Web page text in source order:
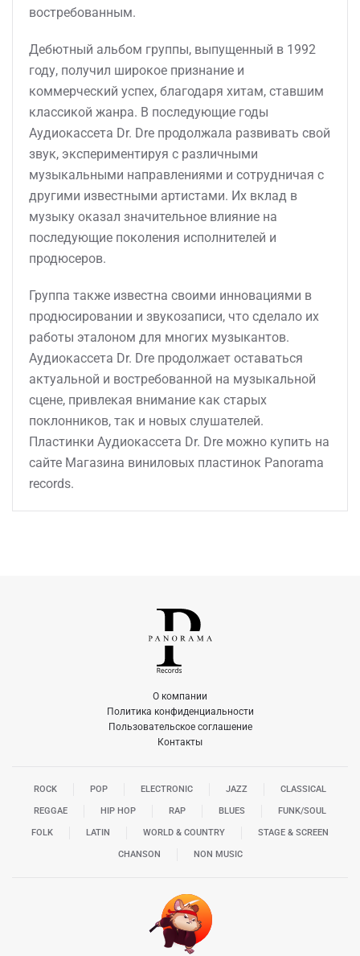
востребованным.
Дебютный альбом группы, выпущенный в 1992
году, получил широкое признание и
коммерческий успех, благодаря хитам, ставшим
классикой жанра. В последующие годы
Аудиокассета Dr. Dre продолжала развивать свой
звук, экспериментируя с различными
музыкальными направлениями и сотрудничая с
другими известными артистами. Их вклад в
музыку оказал значительное влияние на
последующие поколения исполнителей и
продюсеров.
Группа также известна своими инновациями в
продюсировании и звукозаписи, что сделало их
работы эталоном для многих музыкантов.
Аудиокассета Dr. Dre продолжает оставаться
актуальной и востребованной на музыкальной
сцене, привлекая внимание как старых
поклонников, так и новых слушателей.
Пластинки Аудиокассета Dr. Dre можно купить на
сайте Магазина виниловых пластинок Panorama
records.
О компании
Политика конфиденциальности
Пользовательское соглашение
Контакты
ROCK POP ELECTRONIC JAZZ CLASSICAL
REGGAE HIP HOP RAP BLUES FUNK/SOUL
FOLK LATIN WORLD & COUNTRY STAGE & SCREEN
CHANSON NON MUSIC